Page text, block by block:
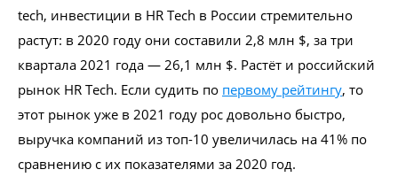
tech, инвестиции в HR Tech в России стремительно
растут: в 2020 году они составили 2,8 млн $, за три
квартала 2021 года — 26,1 млн $. Растёт и российский
рынок HR Tech. Если судить по первому рейтингу, то
этот рынок уже в 2021 году рос довольно быстро,
выручка компаний из топ-10 увеличилась на 41% по
сравнению с их показателями за 2020 год.